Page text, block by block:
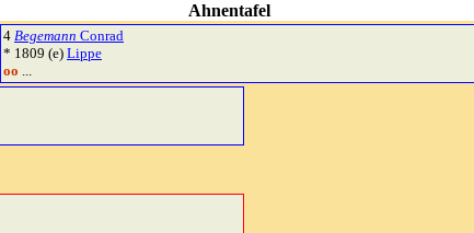
Ahnentafel
4 Begemann Conrad
* 1809 (e) Lippe
oo ...